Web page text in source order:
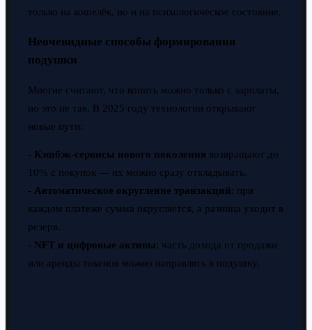
только на кошелёк, но и на психологическое состояние.
Неочевидные способы формирования
подушки
Многие считают, что копить можно только с зарплаты,
но это не так. В 2025 году технологии открывают
новые пути:
- Кэшбэк-сервисы нового поколения возвращают до
10% с покупок — их можно сразу откладывать.
- Автоматическое округление транзакций: при
каждом платеже сумма округляется, а разница уходит в
резерв.
- NFT и цифровые активы: часть дохода от продажи
или аренды токенов можно направлять в подушку.